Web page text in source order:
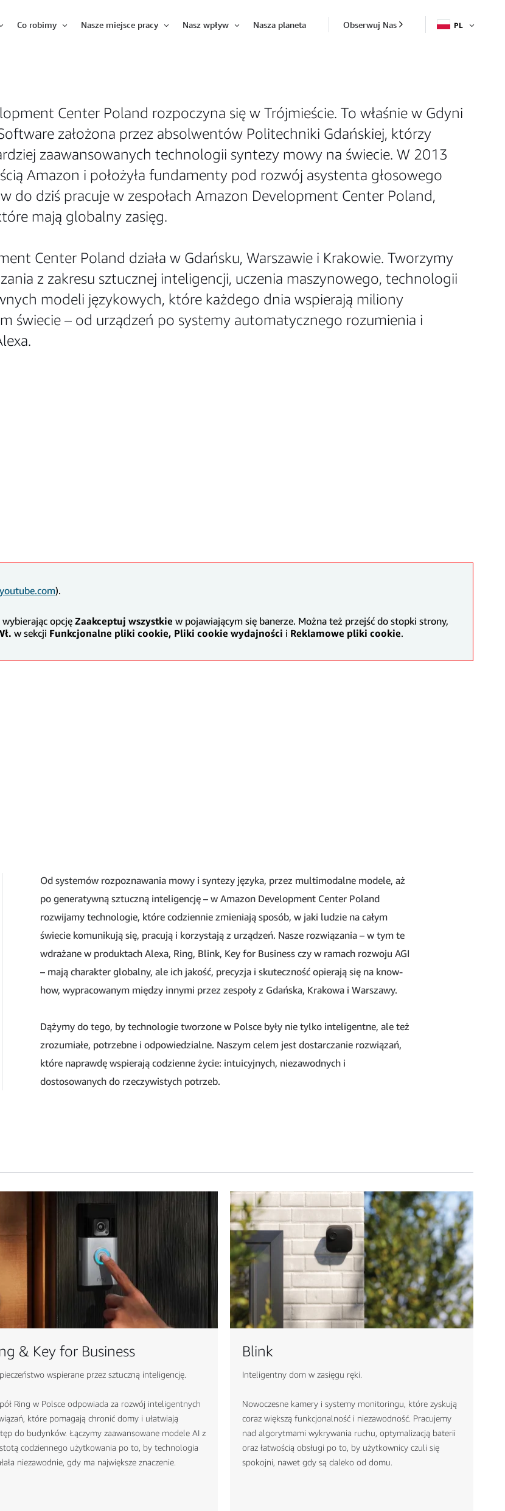
Co robimy
Nasze miejsce pracy
Nasz wpływ
Nasza planeta Obserwuj Nas PL
Center Poland rozpoczyna się w Trójmieście. To właśnie w Gdyni
założona przez absolwentów Politechniki Gdańskiej, którzy
zaawansowanych technologii syntezy mowy na świecie. W 2013
Amazon i położyła fundamenty pod rozwój asystenta głosowego
do dziś pracuje w zespołach Amazon Development Center Poland,
mają globalny zasięg.
Center Poland działa w Gdańsku, Warszawie i Krakowie. Tworzymy
z zakresu sztucznej inteligencji, uczenia maszynowego, technologii
modeli językowych, które każdego dnia wspierają miliony
świecie – od urządzeń po systemy automatycznego rozumienia i
).
opcję Zaakceptuj wszystkie w pojawiającym się banerze. Można też przejść do stopki strony,
w sekcji Funkcjonalne pliki cookie, Pliki cookie wydajności i Reklamowe pliki cookie.
Od systemów rozpoznawania mowy i syntezy języka, przez multimodalne modele, aż
po generatywną sztuczną inteligencję – w Amazon Development Center Poland
rozwijamy technologie, które codziennie zmieniają sposób, w jaki ludzie na całym
świecie komunikują się, pracują i korzystają z urządzeń. Nasze rozwiązania – w tym te
wdrażane w produktach Alexa, Ring, Blink, Key for Business czy w ramach rozwoju AGI
– mają charakter globalny, ale ich jakość, precyzja i skuteczność opierają się na know-
how, wypracowanym między innymi przez zespoły z Gdańska, Krakowa i Warszawy.
Dążymy do tego, by technologie tworzone w Polsce były nie tylko inteligentne, ale też
zrozumiałe, potrzebne i odpowiedzialne. Naszym celem jest dostarczanie rozwiązań,
które naprawdę wspierają codzienne życie: intuicyjnych, niezawodnych i
dostosowanych do rzeczywistych potrzeb.
& Key for Business
wspierane przez sztuczną inteligencję.
Ring w Polsce odpowiada za rozwój inteligentnych
które pomagają chronić domy i ułatwiają
do budynków. Łączymy zaawansowane modele AI z
codziennego użytkowania po to, by technologia
niezawodnie, gdy ma największe znaczenie.
Blink
Inteligentny dom w zasięgu ręki.
Nowoczesne kamery i systemy monitoringu, które zyskują
coraz większą funkcjonalność i niezawodność. Pracujemy
nad algorytmami wykrywania ruchu, optymalizacją baterii
oraz łatwością obsługi po to, by użytkownicy czuli się
spokojni, nawet gdy są daleko od domu.